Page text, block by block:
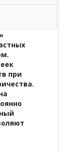
через
при